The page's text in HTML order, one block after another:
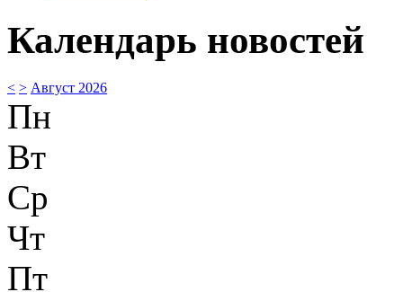
Календарь новостей
< > Август 2026
Пн
Вт
Ср
Чт
Пт